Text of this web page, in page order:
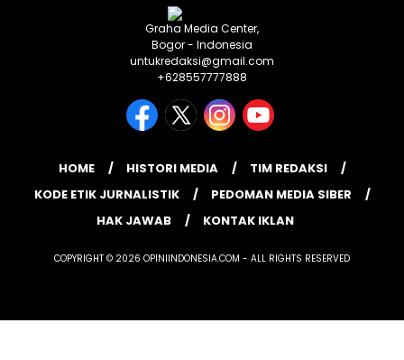
Graha Media Center,
Bogor - Indonesia
untukredaksi@gmail.com
+628557777888
HOME HISTORI MEDIA
TIM REDAKSI
KODE ETIK JURNALISTIK
PEDOMAN MEDIA SIBER
HAK JAWAB
KONTAK IKLAN
COPYRIGHT © 2026 OPINIINDONESIA.COM - ALL RIGHTS RESERVED